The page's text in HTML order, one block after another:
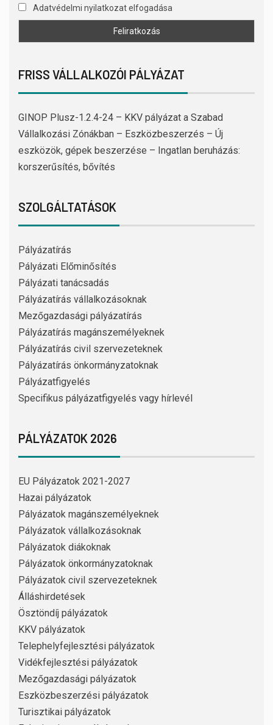
Adatvédelmi nyilatkozat elfogadása
FRISS VÁLLALKOZÓI PÁLYÁZAT
GINOP Plusz-1.2.4-24 – KKV pályázat a Szabad
Vállalkozási Zónákban – Eszközbeszerzés – Új
eszközök, gépek beszerzése – Ingatlan beruházás:
korszerűsítés, bővítés
SZOLGÁLTATÁSOK
Pályázatírás
Pályázati Előminősítés
Pályázati tanácsadás
Pályázatírás vállalkozásoknak
Mezőgazdasági pályázatírás
Pályázatírás magánszemélyeknek
Pályázatírás civil szervezeteknek
Pályázatírás önkormányzatoknak
Pályázatfigyelés
Specifikus pályázatfigyelés vagy hírlevél
PÁLYÁZATOK 2026
EU Pályázatok 2021-2027
Hazai pályázatok
Pályázatok magánszemélyeknek
Pályázatok vállalkozásoknak
Pályázatok diákoknak
Pályázatok önkormányzatoknak
Pályázatok civil szervezeteknek
Álláshirdetések
Ösztöndíj pályázatok
KKV pályázatok
Telephelyfejlesztési pályázatok
Vidékfejlesztési pályázatok
Mezőgazdasági pályázatok
Eszközbeszerzési pályázatok
Turisztikai pályázatok